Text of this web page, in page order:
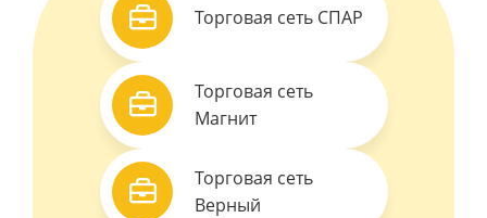
Торговая сеть СПАР
Торговая сеть
Магнит
Торговая сеть
Верный